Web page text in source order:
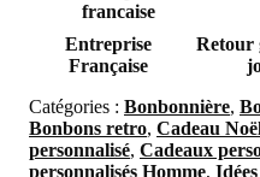
Entreprise
Française
Retour
Catégories : Bonbonnière,
Bonbons retro, Cadeau
personnalisé, Cadeaux
personnalisés Homme,